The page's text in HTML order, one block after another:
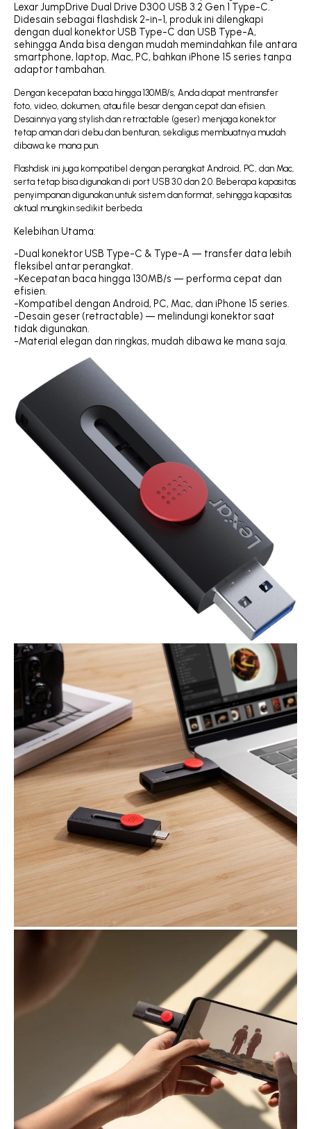
Lexar JumpDrive Dual Drive D300 USB 3.2 Gen 1 Type-C.
Didesain sebagai flashdisk 2-in-1, produk ini dilengkapi
dengan dual konektor USB Type-C dan USB Type-A,
sehingga Anda bisa dengan mudah memindahkan file antara
smartphone, laptop, Mac, PC, bahkan iPhone 15 series tanpa
adaptor tambahan.
Dengan kecepatan baca hingga 130MB/s, Anda dapat mentransfer
foto, video, dokumen, atau file besar dengan cepat dan efisien.
Desainnya yang stylish dan retractable (geser) menjaga konektor
tetap aman dari debu dan benturan, sekaligus membuatnya mudah
dibawa ke mana pun.
Flashdisk ini juga kompatibel dengan perangkat Android, PC, dan Mac,
serta tetap bisa digunakan di port USB 3.0 dan 2.0. Beberapa kapasitas
penyimpanan digunakan untuk sistem dan format, sehingga kapasitas
aktual mungkin sedikit berbeda.
Kelebihan Utama:
-Dual konektor USB Type-C & Type-A — transfer data lebih
fleksibel antar perangkat.
-Kecepatan baca hingga 130MB/s — performa cepat dan
efisien.
-Kompatibel dengan Android, PC, Mac, dan iPhone 15 series.
-Desain geser (retractable) — melindungi konektor saat
tidak digunakan.
-Material elegan dan ringkas, mudah dibawa ke mana saja.